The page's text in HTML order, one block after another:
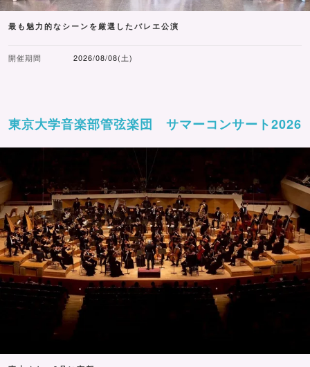
最も魅力的なシーンを厳選したバレエ公演
開催期間 2026/08/08(土)
東京大学音楽部管弦楽団 サマーコンサート2026